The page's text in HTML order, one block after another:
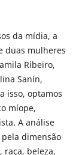
da mídia, a
duas mulheres
Ribeiro,
Sanín,
isso, optamos
míope,
A análise
dimensão
raça, beleza,